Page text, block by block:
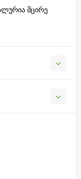
მცირე